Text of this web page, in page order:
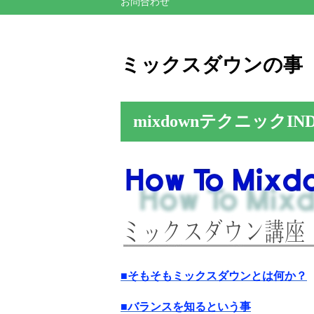
ミックスダウンの事
mixdownテクニック
■そもそもミックスダウンとは何か？
■バランスを知るという事